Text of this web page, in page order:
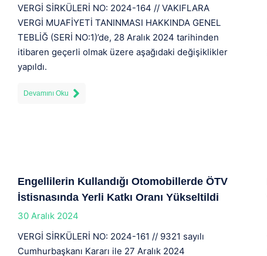
VERGİ SİRKÜLERİ NO: 2024-164 // VAKIFLARA
VERGİ MUAFİYETİ TANINMASI HAKKINDA GENEL
TEBLİĞ (SERİ NO:1)’de, 28 Aralık 2024 tarihinden
itibaren geçerli olmak üzere aşağıdaki değişiklikler
yapıldı.
Devamını Oku
Engellilerin Kullandığı Otomobillerde ÖTV
İstisnasında Yerli Katkı Oranı Yükseltildi
30 Aralık 2024
VERGİ SİRKÜLERİ NO: 2024-161 // 9321 sayılı
Cumhurbaşkanı Kararı ile 27 Aralık 2024